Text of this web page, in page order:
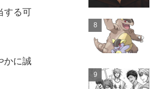
する可
かに誠